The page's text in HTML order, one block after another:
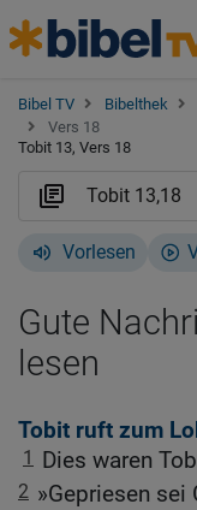
Bibel TV Bibelthek
Vers 18
Tobit 13, Vers 18
Vorlesen
Gute
lesen
Tobit ruft zum
1 Dies waren
2 »Gepriesen sei